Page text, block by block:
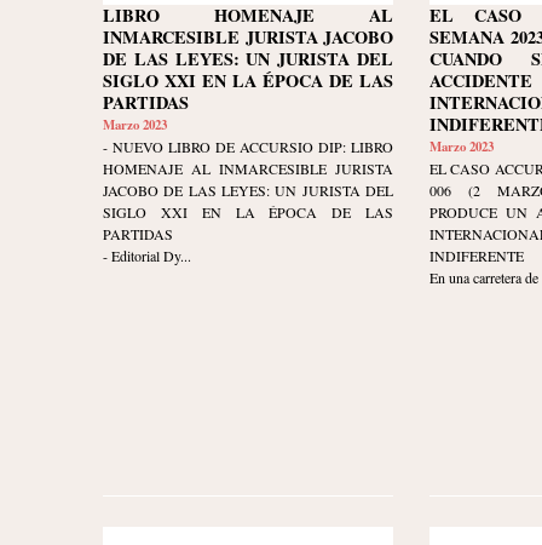
LIBRO HOMENAJE AL
INMARCESIBLE JURISTA JACOBO
DE LAS LEYES: UN JURISTA DEL
SIGLO XXI EN LA ÉPOCA DE LAS
PARTIDAS
Marzo 2023
- NUEVO LIBRO DE ACCURSIO DIP: LIBRO
HOMENAJE AL INMARCESIBLE JURISTA
JACOBO DE LAS LEYES: UN JURISTA DEL
SIGLO XXI EN LA ÉPOCA DE LAS
PARTIDAS
- Editorial Dy...
EL CASO
SEMANA
CUANDO
Marzo 2023
EL CASO
006 (2
PRODUCE UN
INDIFERENTE
En una carretera